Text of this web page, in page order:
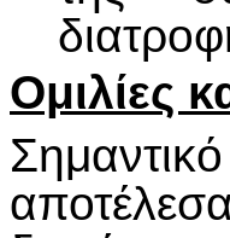
Ομιλίες